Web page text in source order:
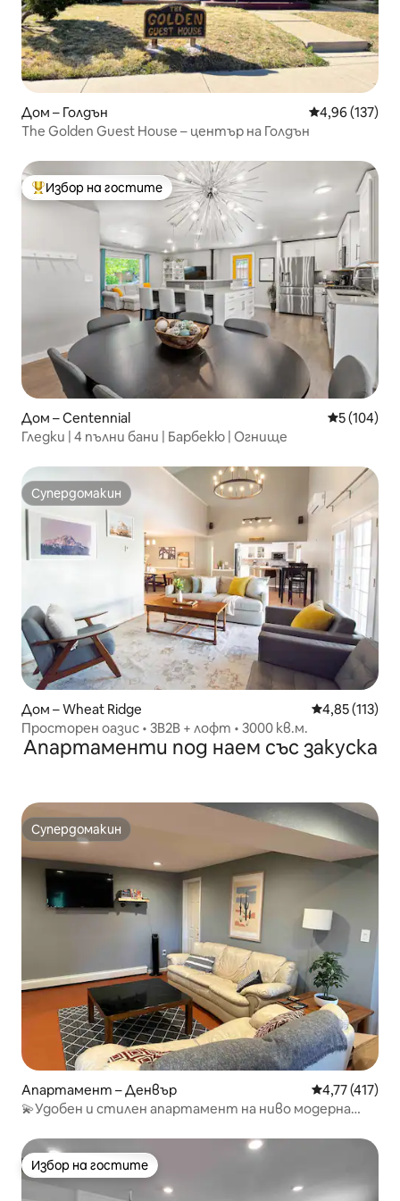
Дом – Голдън Средна
4,96 (137)
The Golden Guest House – център на Голдън
Най-популярен избор на гостите
Избор на гостите
Дом – Centennial Средна
5 (104)
Гледки | 4 пълни бани | Барбекю | Огнище
Супердомакин
Супердомакин
Дом – Wheat Ridge Средна
4,85 (113)
Просторен оазис • 3B2B + лофт • 3000 кв.м.
Апартаменти под наем със закуска
Супердомакин
Супердомакин
Апартамент – Денвър Средна
4,77 (417)
💫Удобен и стилен апартамент на ниво модерна
Избор на гостите
Избор на гостите